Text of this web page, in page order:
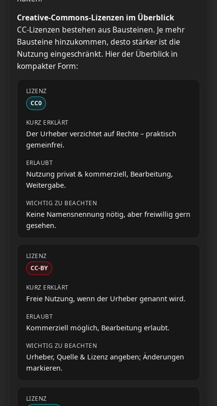
Creative-Commons-Lizenzen im Überblick
CC-Lizenzen bestehen aus Bausteinen. Je mehr
Bausteine hinzukommen, desto stärker ist die
Nutzung eingeschränkt. Hier der Überblick in
kompakter Form:
CC0
Der Urheber verzichtet auf Rechte – praktisch
gemeinfrei.
Nutzung privat & kommerziell, Bearbeitung,
Weitergabe.
Keine Namensnennung nötig, aber freiwillig gern
gesehen.
CC-BY
Freie Nutzung, wenn der Urheber genannt wird.
Kommerziell möglich, Bearbeitung erlaubt.
Urheber, Quelle & Lizenz angeben; Änderungen
markieren.